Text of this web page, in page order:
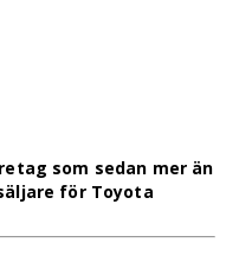
som sedan mer än
för Toyota